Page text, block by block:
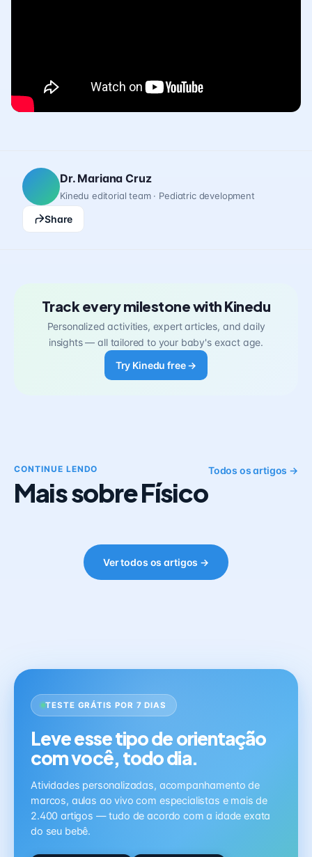
Dr. Mariana Cruz
Kinedu editorial team · Pediatric development
Share
Track every milestone with Kinedu
Personalized activities, expert articles, and daily
insights — all tailored to your baby's exact age.
Try Kinedu free →
CONTINUE LENDO
Mais sobre Físico
Todos os artigos →
Ver todos os artigos →
TESTE GRÁTIS POR 7 DIAS
Leve esse tipo de orientação
com você, todo dia.
Atividades personalizadas, acompanhamento de
marcos, aulas ao vivo com especialistas e mais de
2.400 artigos — tudo de acordo com a idade exata
do seu bebê.